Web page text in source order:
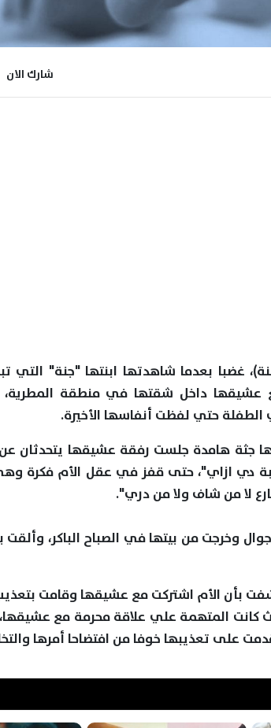
شارك الان
داخل شقتها في منطقة المطرية،
حتي لفظت أنفاسها الأخيرة.
جثة هامدة جلست رفقة عشيقها يتحدثان عن
دي ازاي"، حتى قفز في عقل الأم فكرة
لا من شاف ولا من دري".
وخرجت من بيتها في الصباح الباكر، وألقت
كشفت بأن الأم اشتركت مع عشيقها وقامت
سنة، حيث كانت المتهمة علي علاقة محرمة مع
على تعذيبها خوفا من افتضاحا أمرها